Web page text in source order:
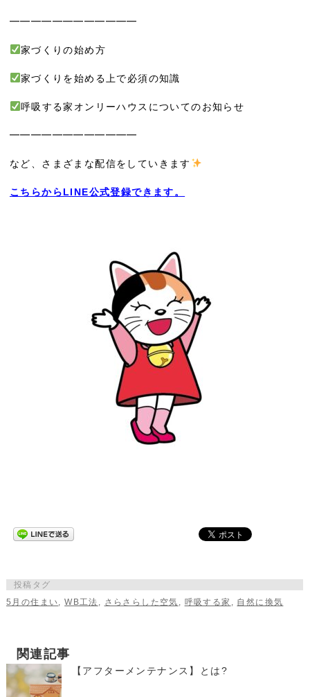
━━━━━━━━━━━━
家づくりの始め方
家づくりを始める上で必須の知識
呼吸する家オンリーハウスについてのお知らせ
━━━━━━━━━━━━
など、さまざまな配信をしていきます
こちらからLINE公式登録できます。
投稿タグ
5月の住まい,WB工法 , さらさらした空気 , 呼吸する家 , 自然に換気
関連記事
【アフターメンテナンス】とは?